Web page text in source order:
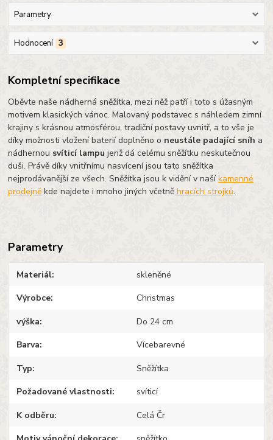
Parametry
Hodnocení 3
Kompletní specifikace
Oběvte naše nádherná sněžítka, mezi něž patří i toto s úžasným
motivem klasických vánoc. Malovaný podstavec s náhledem zimní
krajiny s krásnou atmosférou, tradiční postavy uvnitř, a to vše je
díky možnosti vložení baterií doplněno o neustále padající sníh a
nádhernou svíticí lampu jenž dá celému sněžítku neskutečnou
duši. Právě díky vnitřnímu nasvícení jsou tato sněžítka
nejprodávanější ze všech. Sněžítka jsou k vidění v našíkamenné
prodejně kde najdete i mnoho jiných včetněhracích strojků.
Parametry
Materiál skleněné
Výrobce Christmas
výška Do 24 cm
Barva Vícebarevné
Typ Sněžítka
Požadované vlastnosti svíticí
K odběru Celá Čr